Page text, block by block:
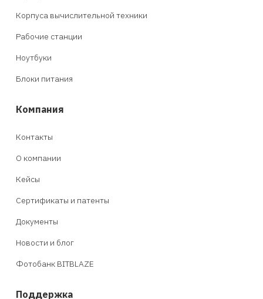
Корпуса вычислительной техники
Рабочие станции
Ноутбуки
Блоки питания
Компания
Контакты
О компании
Кейсы
Сертификаты и патенты
Документы
Новости и блог
Фотобанк BITBLAZE
Поддержка